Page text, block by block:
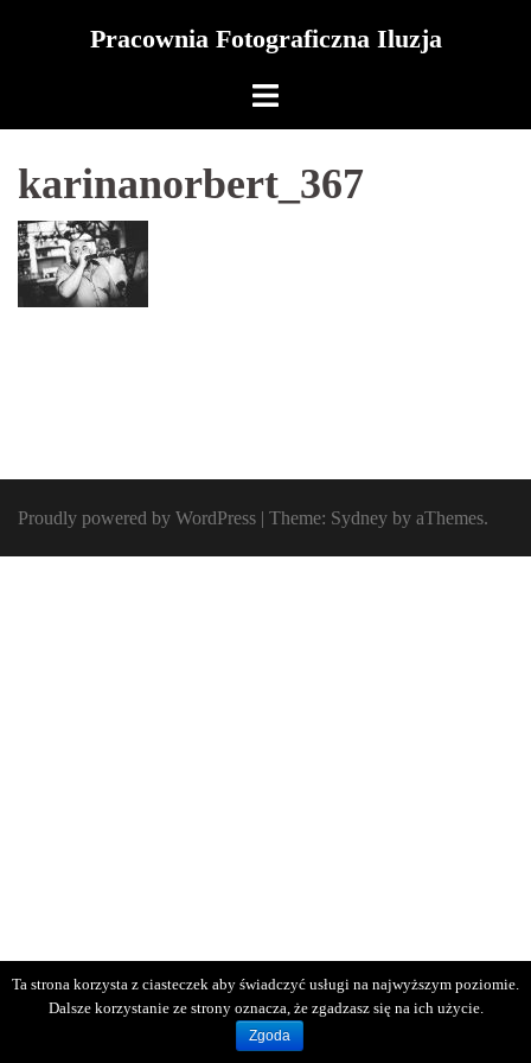
Pracownia Fotograficzna Iluzja
karinanorbert_367
Proudly powered by WordPress | Theme: Sydney by aThemes.
Ta strona korzysta z ciasteczek aby świadczyć usługi na najwyższym poziomie.
Dalsze korzystanie ze strony oznacza, że zgadzasz się na ich użycie.
Zgoda